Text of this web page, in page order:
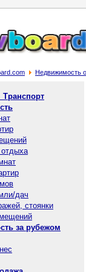
Недвижимость
дач
стоянки
за рубежом